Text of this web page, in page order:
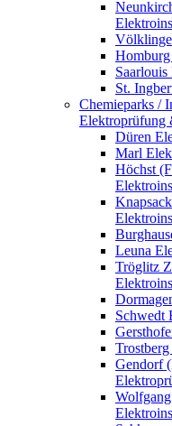
St.
Chemieparks /
Elektroprüfung
Düren
Marl
Höchst
Leuna
Tröglitz
Schwedt
Gendorf